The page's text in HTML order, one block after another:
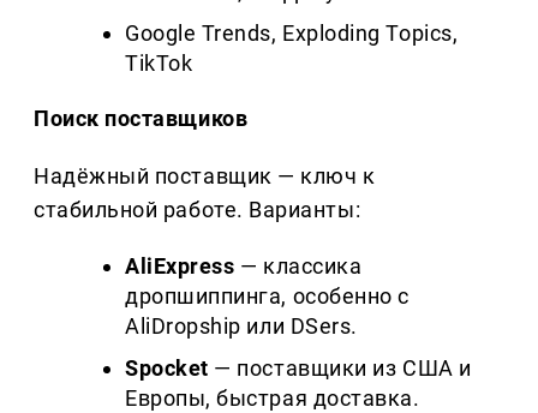
Google Trends, Exploding Topics,
TikTok
Поиск поставщиков
Надёжный поставщик — ключ к
стабильной работе. Варианты:
AliExpress — классика
дропшиппинга, особенно с
AliDropship или DSers.
Spocket — поставщики из США и
Европы, быстрая доставка.